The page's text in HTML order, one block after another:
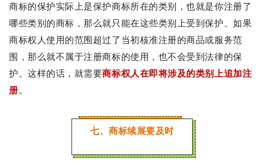
商标的保护实际上是保护商标所在的类别，也就是你注册了
哪些类别的商标，那么就只能在这些类别上受到保护。如果
商标权人使用的范围超过了当初核准注册的商品或服务范
围，那么就不属于注册商标的使用，也不会受到法律的保
护。这样的话，就需要商标权人在即将涉及的类别上追加注
册。
七、商标续展要及时